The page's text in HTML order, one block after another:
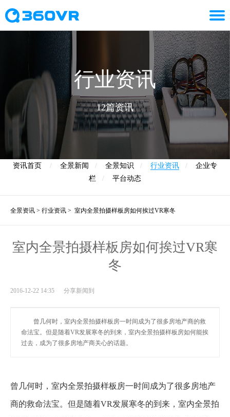
行业资讯
12篇资讯
资讯首页 / 全景新闻 / 全景知识 / 行业资讯 /
企业专
栏
/ 平台动态
全景资讯 > 行业资讯 > 室内全景拍摄样板房如何挨过VR寒冬
室内全景拍摄样板房如何挨过VR寒
冬
2016-12-22 14:35 分享新闻到
曾几何时，室内全景拍摄样板房一时间成为了很多房地产商的救
命法宝。但是随着VR发展寒冬的到来，室内全景拍摄样板房如何能挨
过去，成为了很多房地产商关心的话题。
曾几何时，室内全景拍摄样板房一时间成为了很多房地产
商的救命法宝。但是随着VR发展寒冬的到来，室内全景拍